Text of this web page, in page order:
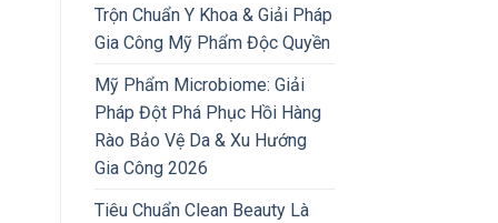
Trộn Chuẩn Y Khoa & Giải Pháp
Gia Công Mỹ Phẩm Độc Quyền
Mỹ Phẩm Microbiome: Giải
Pháp Đột Phá Phục Hồi Hàng
Rào Bảo Vệ Da & Xu Hướng
Gia Công 2026
Tiêu Chuẩn Clean Beauty Là